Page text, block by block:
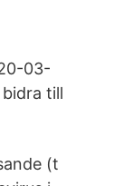
03-
till
(t